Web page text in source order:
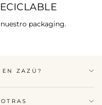
packaging.
ZAZÜ?